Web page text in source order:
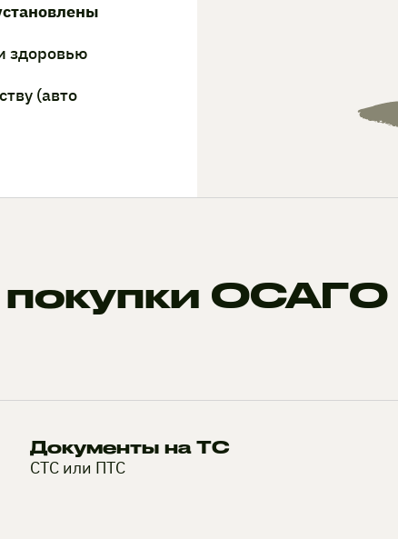
здоровью
(авто
ОСАГО
Документы на ТС
СТС или ПТС